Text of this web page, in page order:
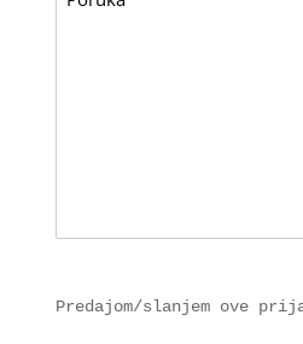
Predajom/slanjem ove